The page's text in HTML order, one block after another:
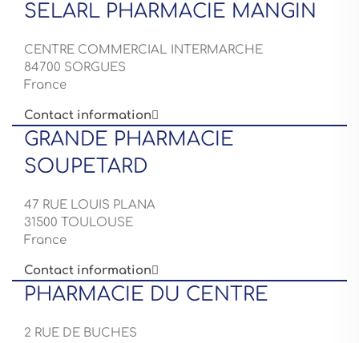
SELARL PHARMACIE MANGIN
CENTRE COMMERCIAL INTERMARCHE
84700 SORGUES
France
Contact information
GRANDE PHARMACIE
SOUPETARD
47 RUE LOUIS PLANA
31500 TOULOUSE
France
Contact information
PHARMACIE DU CENTRE
2 RUE DE BUCHES